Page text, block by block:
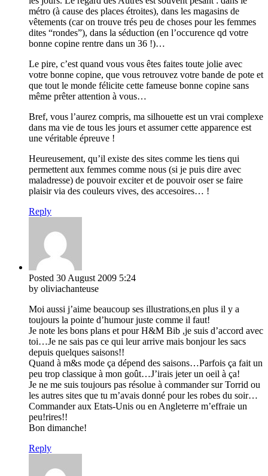
métro (à cause des places étroites), dans les magasins de
vêtements (car on trouve trés peu de choses pour les femmes
dites “rondes”), dans la séduction (en l’occurence qd votre
bonne copine rentre dans un 36 !)…
Le pire, c’est quand vous vous êtes faites toute jolie avec
votre bonne copine, que vous retrouvez votre bande de pote et
que tout le monde félicite cette fameuse bonne copine sans
même prêter attention à vous…
Bref, vous l’aurez compris, ma silhouette est un vrai complexe
dans ma vie de tous les jours et assumer cette apparence est
une véritable épreuve !
Heureusement, qu’il existe des sites comme les tiens qui
permettent aux femmes comme nous (si je puis dire avec
maladresse) de pouvoir exciter et de pouvoir oser se faire
plaisir via des couleurs vives, des accesoires… !
Reply
Posted 30 August 2009 5:24
by oliviachanteuse
Moi aussi j’aime beaucoup ses illustrations,en plus il y a
toujours la pointe d’humour juste comme il faut!
Je note les bons plans et pour H&M Bib ,je suis d’accord avec
toi…Je ne sais pas ce qui leur arrive mais bonjour les sacs
depuis quelques saisons!!
Quand à m&s mode ça dépend des saisons…Parfois ça fait un
peu trop classique à mon goût…J’irais jeter un oeil à ça!
Je ne me suis toujours pas résolue à commander sur Torrid ou
les autres sites que tu m’avais donné pour les robes du soir…
Commander aux Etats-Unis ou en Angleterre m’effraie un
peu!rires!!
Bon dimanche!
Reply